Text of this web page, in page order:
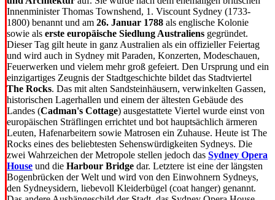
Innenminister Thomas Townshend, 1. Viscount Sydney (1733-
1800) benannt und am 26. Januar 1788 als englische Kolonie
sowie als erste europäische Siedlung Australiens gegründet.
Dieser Tag gilt heute in ganz Australien als ein offizieller Feiertag
und wird auch in Sydney mit Paraden, Konzerten, Modeschauen,
Feuerwerken und vielem mehr groß gefeiert. Den Ursprung und ein
einzigartiges Zeugnis der Stadtgeschichte bildet das Stadtviertel
The Rocks. Das mit alten Sandsteinhäusern, verwinkelten Gassen,
historischen Lagerhallen und einem der ältesten Gebäude des
Landes (Cadman's Cottage) ausgestattete Viertel wurde einst von
europäischen Sträflingen errichtet und bot hauptsächlich ärmeren
Leuten, Hafenarbeitern sowie Matrosen ein Zuhause. Heute ist The
Rocks eines des beliebtesten Sehenswürdigkeiten Sydneys. Die
zwei Wahrzeichen der Metropole stellen jedoch das Sydney Opera
House und die Harbour Bridge dar. Letztere ist eine der längsten
Bogenbrücken der Welt und wird von den Einwohnern Sydneys,
den Sydneysidern, liebevoll Kleiderbügel (coat hanger) genannt.